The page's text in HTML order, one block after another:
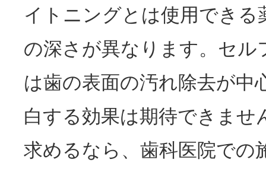
イトニングとは使用できる
の深さが異なります。セル
は歯の表面の汚れ除去が中
白する効果は期待できませ
求めるなら、歯科医院での